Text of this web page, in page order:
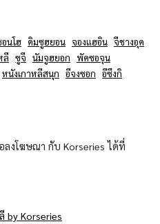
นโฮ คิมซูฮยอน จองแฮอิน จีชางอุค
ลี ซูจี นัมจูฮยอก พัคซอจุน
หนังเกาหลีสนุก อีจงซอก อีซึงกิ
งโฆษณา กับ Korseries ได้ที่
by Korseries